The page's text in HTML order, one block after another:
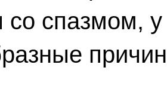
со спазмом,